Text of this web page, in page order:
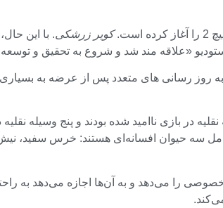
کویر زرشکی. با این
«علاقه مند شد و شروع به تحقیق و
به روز رسانی های متعدد پس از عرضه به بسیاری از
در بازی ناامید شده بودند و پنج وسیله
را می‌دهد و به آن‌ها اجازه می‌دهد به